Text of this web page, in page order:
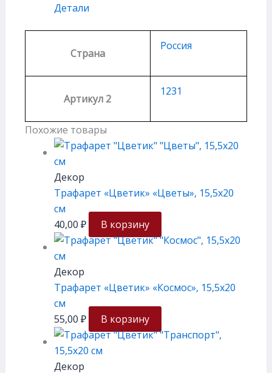
Детали
Страна
Россия
Артикул 2
1231
Похожие товары
Декор
Трафарет «Цветик» «Цветы», 15,5х20
см
40,00 ₽ В корзину
Декор
Трафарет «Цветик» «Космос», 15,5х20
см
55,00 ₽ В корзину
Декор